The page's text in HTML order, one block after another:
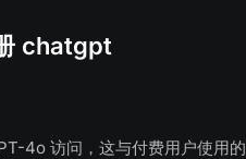
chatgpt
4o 访问，这与付费用户使用